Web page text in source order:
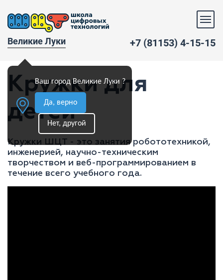
Великие Луки
Ваш город Великие Луки ?
Да, верно
Нет, другой
+7 (81153) 4-15-15
Кружки для
детей
Кружки ШЦТ - это занятия робототехникой,
инженерией, научно-техническим
творчеством и веб-программированием в
течение всего учебного года.